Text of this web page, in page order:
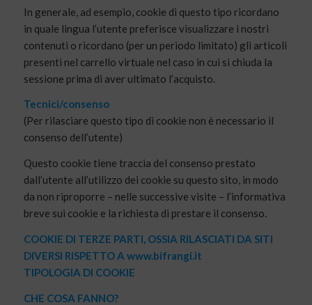
In generale, ad esempio, cookie di questo tipo ricordano
in quale lingua l’utente preferisce visualizzare i nostri
contenuti o ricordano (per un periodo limitato) gli articoli
presenti nel carrello virtuale nel caso in cui si chiuda la
sessione prima di aver ultimato l’acquisto.
Tecnici/consenso
(Per rilasciare questo tipo di cookie non è necessario il
consenso dell’utente)
Questo cookie tiene traccia del consenso prestato
dall’utente all’utilizzo dei cookie su questo sito, in modo
da non riproporre – nelle successive visite – l’informativa
breve sui cookie e la richiesta di prestare il consenso.
COOKIE DI TERZE PARTI, OSSIA RILASCIATI DA SITI
DIVERSI RISPETTO A www.bifrangi.it
TIPOLOGIA DI COOKIE
CHE COSA FANNO?